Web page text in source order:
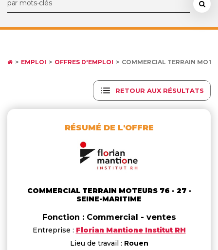
EMPLOI OFFRES D'EMPLOI COMMERCIAL TERRAIN
RETOUR AUX RÉSULTATS
RÉSUMÉ DE L'OFFRE
COMMERCIAL TERRAIN MOTEURS 76 - 27 -
SEINE-MARITIME
Fonction : Commercial - ventes
Entreprise : Florian Mantione Institut RH
Lieu de travail : Rouen